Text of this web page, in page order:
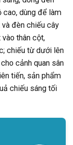
cao, dùng để làm
đèn chiếu cây
thân cột,
chiếu từ dưới lên
cảnh quan sân
tiến, sản phẩm
chiếu sáng tối